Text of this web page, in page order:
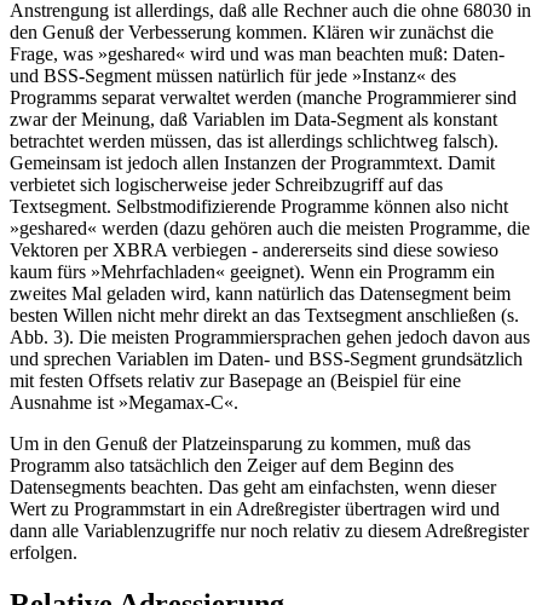
Anstrengung ist allerdings, daß alle Rechner auch die ohne 68030 in
den Genuß der Verbesserung kommen. Klären wir zunächst die
Frage, was »geshared« wird und was man beachten muß: Daten-
und BSS-Segment müssen natürlich für jede »Instanz« des
Programms separat verwaltet werden (manche Programmierer sind
zwar der Meinung, daß Variablen im Data-Segment als konstant
betrachtet werden müssen, das ist allerdings schlichtweg falsch).
Gemeinsam ist jedoch allen Instanzen der Programmtext. Damit
verbietet sich logischerweise jeder Schreibzugriff auf das
Textsegment. Selbstmodifizierende Programme können also nicht
»geshared« werden (dazu gehören auch die meisten Programme, die
Vektoren per XBRA verbiegen - andererseits sind diese sowieso
kaum fürs »Mehrfachladen« geeignet). Wenn ein Programm ein
zweites Mal geladen wird, kann natürlich das Datensegment beim
besten Willen nicht mehr direkt an das Textsegment anschließen (s.
Abb. 3). Die meisten Programmiersprachen gehen jedoch davon aus
und sprechen Variablen im Daten- und BSS-Segment grundsätzlich
mit festen Offsets relativ zur Basepage an (Beispiel für eine
Ausnahme ist »Megamax-C«.
Um in den Genuß der Platzeinsparung zu kommen, muß das
Programm also tatsächlich den Zeiger auf dem Beginn des
Datensegments beachten. Das geht am einfachsten, wenn dieser
Wert zu Programmstart in ein Adreßregister übertragen wird und
dann alle Variablenzugriffe nur noch relativ zu diesem Adreßregister
erfolgen.